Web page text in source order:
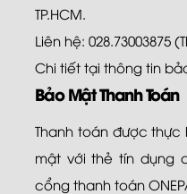
TP.HCM.
Liên hệ: 028.73003875
Chi tiết tại thông tin
Bảo Mật Thanh Toán
Thanh toán được
mật với thẻ tín dụng
cổng thanh toán